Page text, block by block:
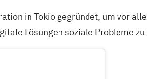
in Tokio gegründet, um vor
Lösungen soziale Probleme zu